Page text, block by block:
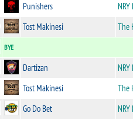
Punishers
Tost Makinesi The
BYE
Dartizan
Tost Makinesi The
Go Do Bet